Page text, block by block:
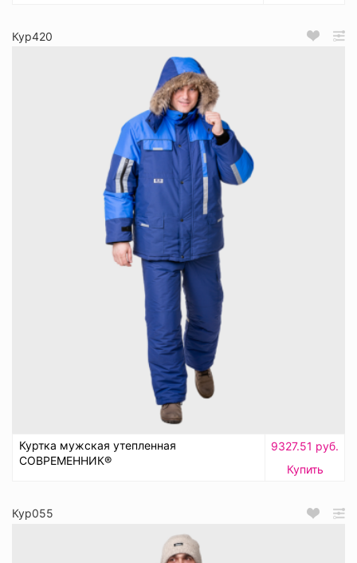
Кур420
Куртка мужская утепленная
СОВРЕМЕННИК®
9327.51 руб.
Купить
Кур055